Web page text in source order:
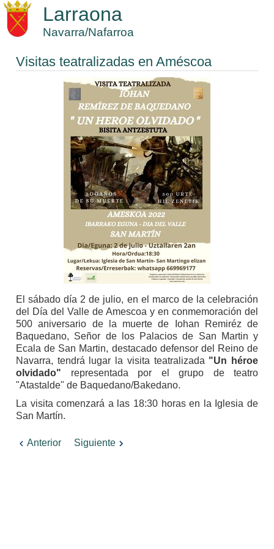
Larraona
Navarra/Nafarroa
Visitas teatralizadas en Améscoa
El sábado día 2 de julio, en el marco de la celebración
del Día del Valle de Amescoa y en conmemoración del
500 aniversario de la muerte de Iohan Remiréz de
Baquedano, Señor de los Palacios de San Martin y
Ecala de San Martin, destacado defensor del Reino de
Navarra, tendrá lugar la visita teatralizada "Un héroe
olvidado" representada por el grupo de teatro
"Atastalde" de Baquedano/Bakedano.
La visita comenzará a las 18:30 horas en la Iglesia de
San Martín.
Anterior Siguiente